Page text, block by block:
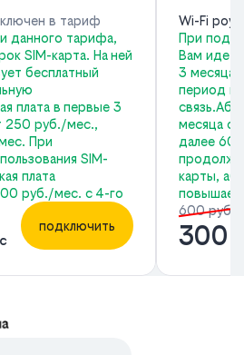
в тариф
данного тарифа,
SIM-карта. На ней
бесплатный
плата в первые 3
250 руб./мес.,
При
SIM-
плата
руб./мес. с 4-го
подключить
Wi-Fi
При
Вам идет
3 месяца
период
месяца
далее
карты,
600 руб/
300